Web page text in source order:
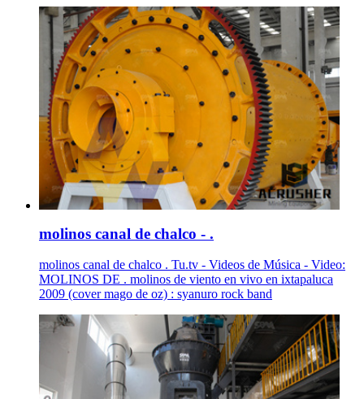
molinos canal de chalco - .
molinos canal de chalco . Tu.tv - Videos de Música - Video:
MOLINOS DE . molinos de viento en vivo en ixtapaluca
2009 (cover mago de oz) : syanuro rock band